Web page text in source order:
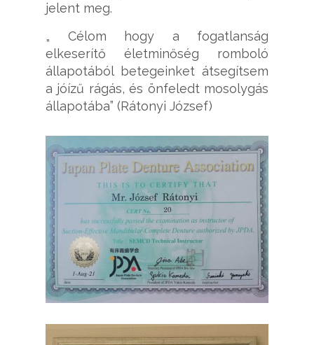
jelent meg.
„ Célom hogy a fogatlanság
elkeserítő életminőség romboló
állapotából betegeinket átsegítsem
a jóízű rágás, és önfeledt mosolygás
állapotába” (Rátonyi József)